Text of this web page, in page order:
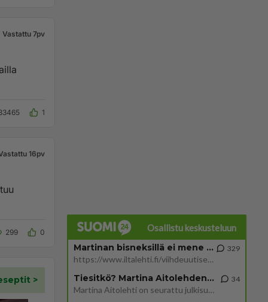
Vastattu 7pv
1
16pv
299 0
Osallistu keskusteluun
Martinan bisneksillä ei mene hyvin
https://www.iltalehti.fi/viihdeuutiset/a/c46da6ab-340f-4790-aaa7-0865eed2336 Yrityksen konkurssihakemus on tullut kärä
329
Tiesitkö? Martina Aitolehden isäpuoli on tämä suosittu laulaja
Martina Aitolehti on seurattu julkisuuden henkilö. Lähipiiriin mahtuu muitakin tunnettuja henkilöitä. Tiesitkö, että Ma
34